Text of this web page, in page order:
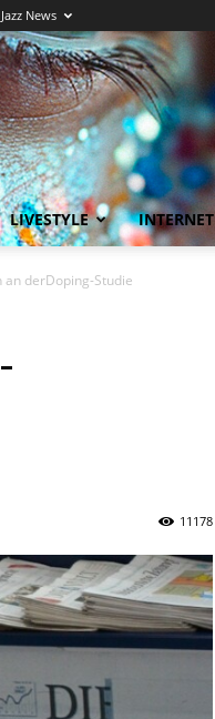
Jazz News
LIVESTYLE INTERNET
derDoping-Studie
11178